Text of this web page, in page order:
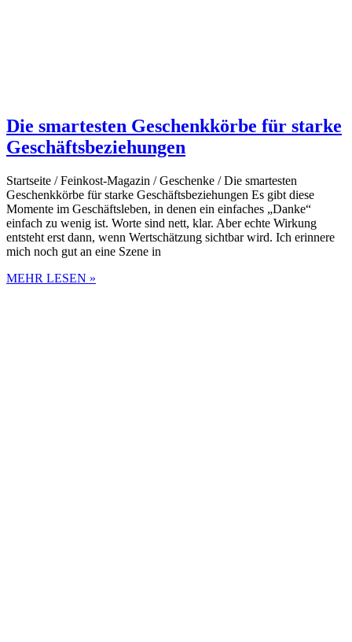
Die smartesten Geschenkkörbe für starke
Geschäftsbeziehungen
Startseite / Feinkost-Magazin / Geschenke / Die smartesten
Geschenkkörbe für starke Geschäftsbeziehungen Es gibt diese
Momente im Geschäftsleben, in denen ein einfaches „Danke“
einfach zu wenig ist. Worte sind nett, klar. Aber echte Wirkung
entsteht erst dann, wenn Wertschätzung sichtbar wird. Ich erinnere
mich noch gut an eine Szene in
MEHR LESEN »